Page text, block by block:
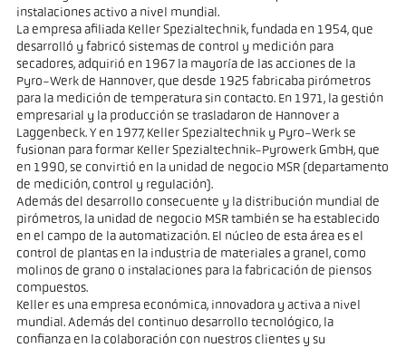
instalaciones activo a nivel mundial.
La empresa afiliada Keller Spezialtechnik, fundada en 1954, que
desarrolló y fabricó sistemas de control y medición para
secadores, adquirió en 1967 la mayoría de las acciones de la
Pyro-Werk de Hannover, que desde 1925 fabricaba pirómetros
para la medición de temperatura sin contacto. En 1971, la gestión
empresarial y la producción se trasladaron de Hannover a
Laggenbeck. Y en 1977, Keller Spezialtechnik y Pyro-Werk se
fusionan para formar Keller Spezialtechnik-Pyrowerk GmbH, que
en 1990, se convirtió en la unidad de negocio MSR (departamento
de medición, control y regulación).
Además del desarrollo consecuente y la distribución mundial de
pirómetros, la unidad de negocio MSR también se ha establecido
en el campo de la automatización. El núcleo de esta área es el
control de plantas en la industria de materiales a granel, como
molinos de grano o instalaciones para la fabricación de piensos
compuestos.
Keller es una empresa económica, innovadora y activa a nivel
mundial. Además del continuo desarrollo tecnológico, la
confianza en la colaboración con nuestros clientes y su